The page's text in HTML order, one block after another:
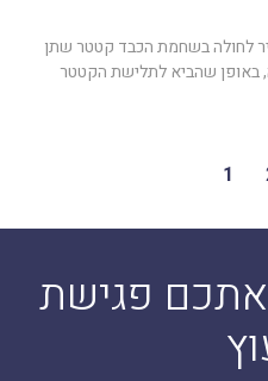
לחולה בשחמת הכבד קטטר שתן
באופן שהביא לתלישת הקטטר
1
פגישת